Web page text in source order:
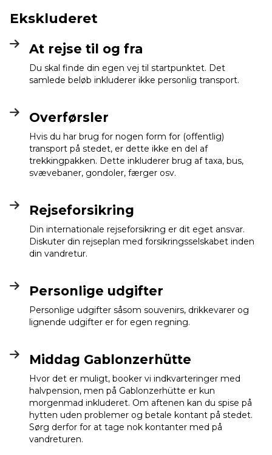
Ekskluderet
At rejse til og fra
Du skal finde din egen vej til startpunktet. Det
samlede beløb inkluderer ikke personlig transport.
Overførsler
Hvis du har brug for nogen form for (offentlig)
transport på stedet, er dette ikke en del af
trekkingpakken. Dette inkluderer brug af taxa, bus,
svævebaner, gondoler, færger osv.
Rejseforsikring
Din internationale rejseforsikring er dit eget ansvar.
Diskuter din rejseplan med forsikringsselskabet inden
din vandretur.
Personlige udgifter
Personlige udgifter såsom souvenirs, drikkevarer og
lignende udgifter er for egen regning.
Middag Gablonzerhütte
Hvor det er muligt, booker vi indkvarteringer med
halvpension, men på Gablonzerhütte er kun
morgenmad inkluderet. Om aftenen kan du spise på
hytten uden problemer og betale kontant på stedet.
Sørg derfor for at tage nok kontanter med på
vandreturen.